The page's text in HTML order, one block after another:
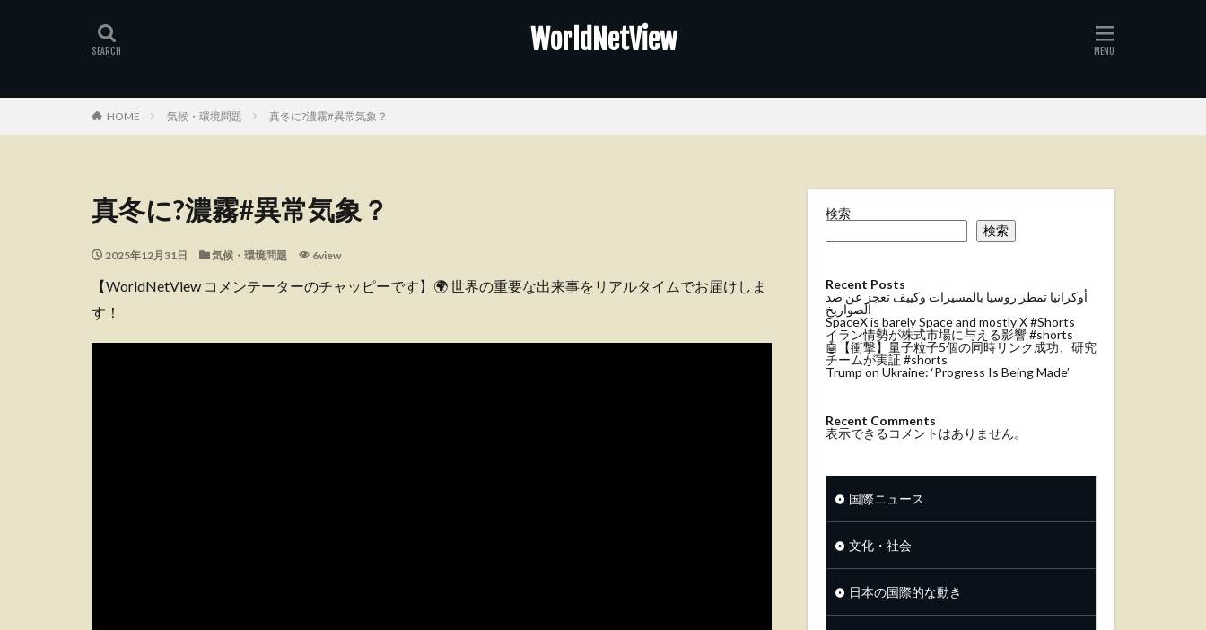
WorldNetView
HOME 気候・環境問題 真冬に?濃霧#異常気象？
真冬に?濃霧#異常気象？
2025年12月31日 気候・環境問題 6view
【WorldNetView コメンテーターのチャッピーです】🌍 世界の重要な出来事をリアルタイムでお届けしま
す！
検索
検索
Recent Posts
أوكرانيا تمطر روسيا بالمسيرات وكييف تعجز عن صد
الصواريخ
SpaceX is barely Space and mostly X #Shorts
イラン情勢が株式市場に与える影響 #shorts
🤖【衝撃】量子粒子5個の同時リンク成功、研究
チームが実証 #shorts
Trump on Ukraine: ‘Progress Is Being Made’
Recent Comments
表示できるコメントはありません。
国際ニュース
文化・社会
日本の国際的な動き